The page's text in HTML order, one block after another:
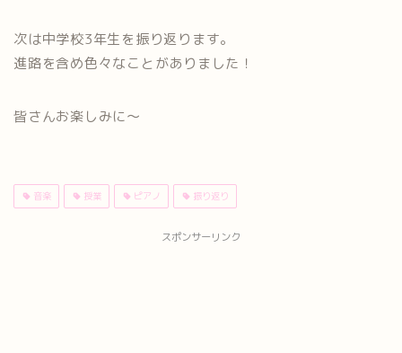
次は中学校3年生を振り返ります。
進路を含め色々なことがありました！
皆さんお楽しみに～
音楽 授業 ピアノ 振り返り
スポンサーリンク